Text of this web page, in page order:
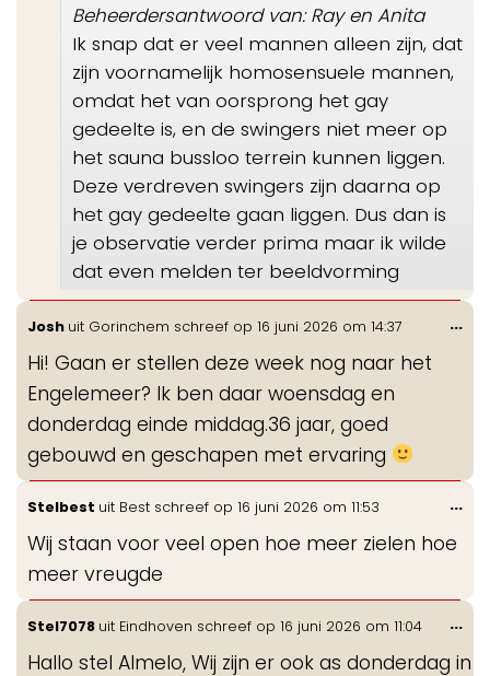
Beheerdersantwoord van: Ray en Anita
Ik snap dat er veel mannen alleen zijn, dat
zijn voornamelijk homosensuele mannen,
omdat het van oorsprong het gay
gedeelte is, en de swingers niet meer op
het sauna bussloo terrein kunnen liggen.
Deze verdreven swingers zijn daarna op
het gay gedeelte gaan liggen. Dus dan is
je observatie verder prima maar ik wilde
dat even melden ter beeldvorming
Josh uit Gorinchem schreef op 16 juni 2026 om 14:37
Hi! Gaan er stellen deze week nog naar het
Engelemeer? Ik ben daar woensdag en
donderdag einde middag.36 jaar, goed
gebouwd en geschapen met ervaring
...
Stelbest uit Best schreef op 16 juni 2026 om 11:53
Wij staan voor veel open hoe meer zielen hoe
meer vreugde
...
Stel7078 uit Eindhoven schreef op 16 juni 2026 om 11:04
Hallo stel Almelo, Wij zijn er ook as donderdag in
...